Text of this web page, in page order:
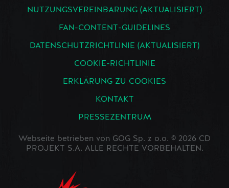
NUTZUNGSVEREINBARUNG (AKTUALISIERT)
FAN-CONTENT-GUIDELINES
DATENSCHUTZRICHTLINIE (AKTUALISIERT)
COOKIE-RICHTLINIE
ERKLÄRUNG ZU COOKIES
KONTAKT
PRESSEZENTRUM
Webseite betrieben von GOG Sp. z o.o. © 2026 CD
PROJEKT S.A. ALLE RECHTE VORBEHALTEN.